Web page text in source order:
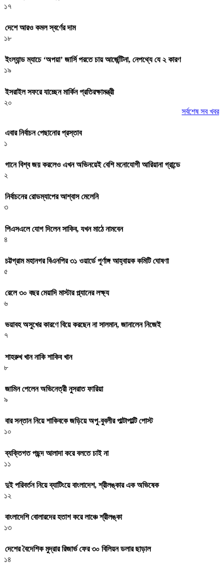
১৭
দেশে আরও কমল স্বর্ণের দাম
১৮
ইংল্যান্ড ম্যাচে ‘অপয়া’ জার্সি পরতে চায় আর্জেন্টিনা, নেপথ্যে যে ২ কারণ
১৯
ইসরাইল সফরে যাচ্ছেন মার্কিন প্রতিরক্ষামন্ত্রী
২০
সর্বশেষ সব খবর
এবার নির্বাচন পেছানোর প্রস্তাব
১
গানে বিশ্ব জয় করলেও এখন অভিনয়েই বেশি মনোযোগী আরিয়ানা গ্রান্ডে
২
নির্বাচনের রোডম্যাপের আশ্বাস মেলেনি
৩
পিএসএলে যোগ দিলেন সাকিব, যখন মাঠে নামবেন
৪
চট্টগ্রাম মহানগর বিএনপির ৩১ ওয়ার্ডে পূর্ণাঙ্গ আহ্বায়ক কমিটি ঘোষণা
৫
রেলে ৩০ বছর মেয়াদি মাস্টার প্ল্যানের লক্ষ্য
৬
ভয়াবহ অসুখের কারণে বিয়ে করছেন না সালমান, জানালেন নিজেই
৭
শাহরুখ খান নাকি শাকিব খান
৮
জামিন পেলেন অভিনেত্রী নুসরাত ফারিয়া
৯
বার সন্তান নিয়ে শাকিবকে জড়িয়ে অপু-বুবলীর পাল্টাপাল্টি পোস্ট
১০
ব্যক্তিগত পছন্দ আলাদা করে বলতে চাই না
১১
দুই পরিবর্তন নিয়ে ব্যাটিংয়ে বাংলাদেশ, শ্রীলঙ্কার এক অভিষেক
১২
বাংলাদেশি বোলারদের হতাশ করে লাঞ্চে শ্রীলঙ্কা
১৩
দেশের বৈদেশিক মুদ্রার রিজার্ভ ফের ৩০ বিলিয়ন ডলার ছাড়াল
১৪